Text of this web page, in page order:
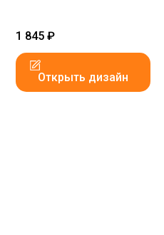
1 845 ₽
Открыть дизайн